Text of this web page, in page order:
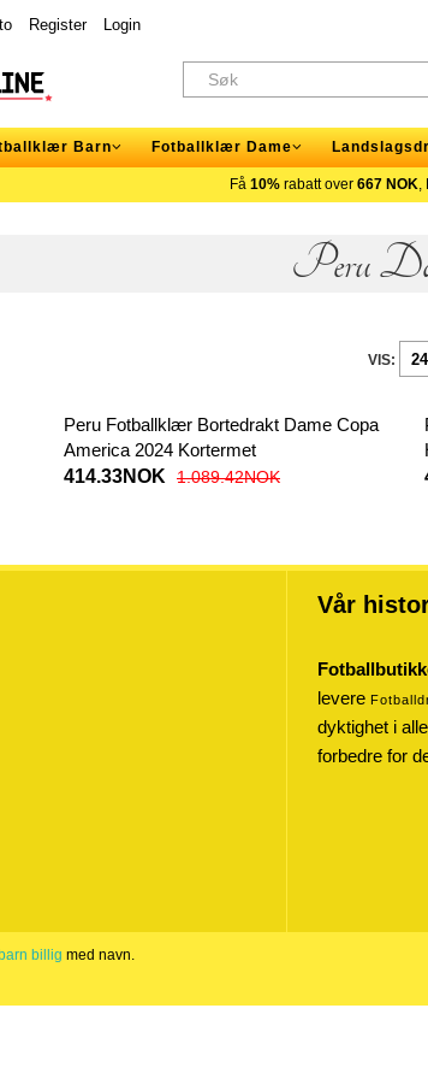
Register Login
Barn Fotballklær Dame
Få 10% rabatt over 667 NOK,
Peru
VIS:
Peru Fotballklær Bortedrakt Dame Copa
America 2024 Kortermet
414.33NOK
1.089.42NOK
Vår
levere
dyktighet i
forbedre for
billig med navn.